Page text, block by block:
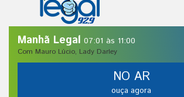
Manhã Legal 07:01 às 11:00
Com Mauro Lúcio, Lady Darley
NO AR
ouça agora